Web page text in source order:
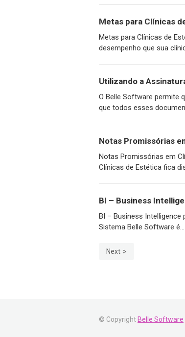
Metas para Clínicas
Metas para Clínicas de
desempenho que sua
Utilizando a
O Belle Software permite
que todos esses
Notas Promissórias
Notas Promissórias em
Clínicas de Estética fica
BI – Business
BI – Business Intelligence
Sistema Belle Software é...
Next
© Copyright Belle Software